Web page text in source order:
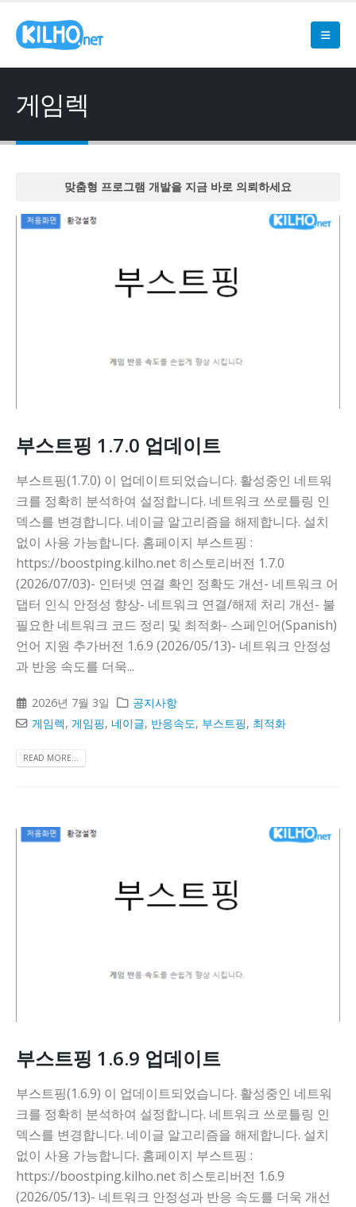
게임렉
맞춤형 프로그램 개발을 지금 바로 의뢰하세요
맞춤형 프로그램 개발을 지금 바로 의뢰하세요
맞춤형 프로그램 개발을 지금 바로 의뢰하세요
부스트핑 1.7.0 업데이트
부스트핑(1.7.0) 이 업데이트되었습니다. 활성중인 네트워
크를 정확히 분석하여 설정합니다. 네트워크 쓰로틀링 인
덱스를 변경합니다. 네이글 알고리즘을 해제합니다. 설치
없이 사용 가능합니다. 홈페이지 부스트핑 :
https://boostping.kilho.net 히스토리버전 1.7.0
(2026/07/03)- 인터넷 연결 확인 정확도 개선- 네트워크 어
댑터 인식 안정성 향상- 네트워크 연결/해제 처리 개선- 불
필요한 네트워크 코드 정리 및 최적화- 스페인어(Spanish)
언어 지원 추가버전 1.6.9 (2026/05/13)- 네트워크 안정성
과 반응 속도를 더욱...
2026년 7월 3일
공지사항
게임렉,게임핑, 네이글, 반응속도, 부스트핑, 최적화
READ MORE...
부스트핑 1.6.9 업데이트
부스트핑(1.6.9) 이 업데이트되었습니다. 활성중인 네트워
크를 정확히 분석하여 설정합니다. 네트워크 쓰로틀링 인
덱스를 변경합니다. 네이글 알고리즘을 해제합니다. 설치
없이 사용 가능합니다. 홈페이지 부스트핑 :
https://boostping.kilho.net 히스토리버전 1.6.9
(2026/05/13)- 네트워크 안정성과 반응 속도를 더욱 개선